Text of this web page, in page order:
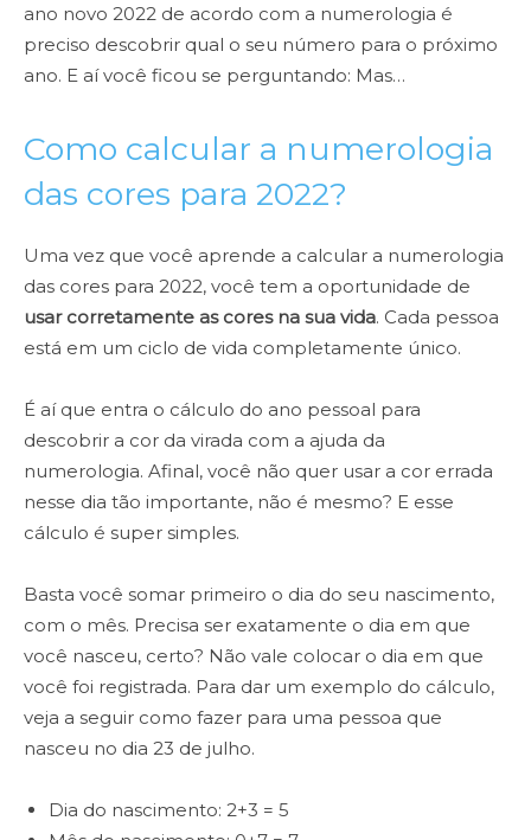
ano novo 2022 de acordo com a numerologia é
preciso descobrir qual o seu número para o próximo
ano. E aí você ficou se perguntando: Mas…
Como calcular a numerologia
das cores para 2022?
Uma vez que você aprende a calcular a numerologia
das cores para 2022, você tem a oportunidade de
usar corretamente as cores na sua vida. Cada pessoa
está em um ciclo de vida completamente único.
É aí que entra o cálculo do ano pessoal para
descobrir a cor da virada com a ajuda da
numerologia. Afinal, você não quer usar a cor errada
nesse dia tão importante, não é mesmo? E esse
cálculo é super simples.
Basta você somar primeiro o dia do seu nascimento,
com o mês. Precisa ser exatamente o dia em que
você nasceu, certo? Não vale colocar o dia em que
você foi registrada. Para dar um exemplo do cálculo,
veja a seguir como fazer para uma pessoa que
nasceu no dia 23 de julho.
Dia do nascimento: 2+3 = 5